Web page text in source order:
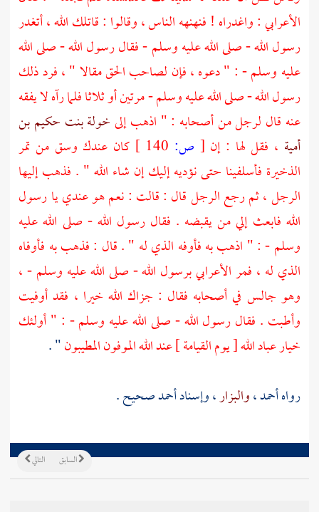
الأعرابي : واغدراه ! فنهنهه الناس ، وقالوا : قاتلك الله ، أتغدر
رسول الله - صلى الله عليه وسلم - فقال رسول الله - صلى الله
عليه وسلم - : " دعوه ، فإن لصاحب الحق مقالا " ، فرد ذلك
رسول الله - صلى الله عليه وسلم - مرتين أو ثلاثا فلما رآه لا يفقه
عنه قال لرجل من أصحابه : " اذهب إلىخولة بنت حكيم بن
أمية ، فقل لها : إن [ ص:
كان عندك وسق من تمر
الذخيرة فأسلفينا حتى نؤديه إليك إن شاء الله " . فذهب إليها
الرجل ، ثم رجع الرجل قال : قالت : نعم هو عندي يا رسول
الله فابعث إلي من يقبضه . فقال رسول الله - صلى الله عليه
وسلم - : " اذهب به فأوفه الذي له " . قال : فذهب به فأوفاه
الذي له ، فمر الأعرابي برسول الله - صلى الله عليه وسلم - ،
وهو جالس في أصحابه فقال : جزاك الله خيرا ، فقد أوفيت
وأطبت . فقال رسول الله - صلى الله عليه وسلم - : " أولئك
خيار عباد الله [ يوم القيامة ] عند الله الموفون المطيبون" .
رواهأحمد،والبزار، وإسنادأحمدصحيح .
التالي السابق